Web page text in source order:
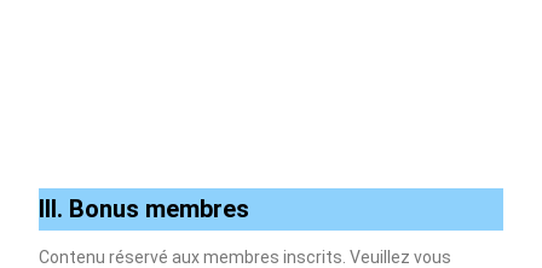
III. Bonus membres
Contenu réservé aux membres inscrits. Veuillez vous